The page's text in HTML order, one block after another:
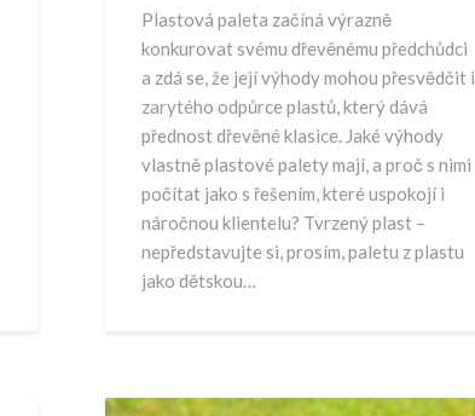
Plastová paleta začíná výrazně
konkurovat svému dřevěnému předchůdci
a zdá se, že její výhody mohou přesvědčit i
zarytého odpůrce plastů, který dává
přednost dřevěné klasice. Jaké výhody
vlastně plastové palety mají, a proč s nimi
počítat jako s řešením, které uspokojí i
náročnou klientelu? Tvrzený plast –
nepředstavujte si, prosím, paletu z plastu
jako dětskou…